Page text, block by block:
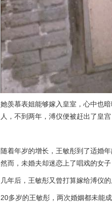
她羡慕表姐能够嫁入皇室，心中也
人，不到两年，溥仪便被赶出了皇
随着年岁的增长，王敏彤到了适婚
然而，未婚夫却迷恋上了唱戏的女
几年后，王敏彤又曾打算嫁给溥仪
20多岁的王敏彤，两次婚姻都未能